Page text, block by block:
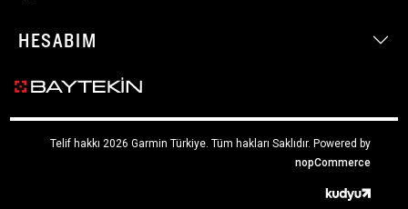
HESABIM
Telif hakkı 2026 Garmin Türkiye. Tüm hakları Saklıdır. Powered by
nopCommerce